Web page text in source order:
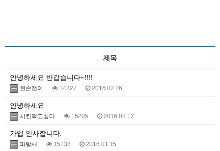
제목
안녕하세요 반갑습니다~!!!!
왼손잽이 14327 2016.02.26
안녕하세요
치킨먹고싶다 15205 2016.02.12
가입 인사합니다.
파랑새 15138 2016.01.15